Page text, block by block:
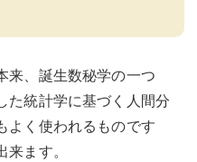
来、誕生数秘学の一つ
た統計学に基づく人間分
よく使われるものです
ます。